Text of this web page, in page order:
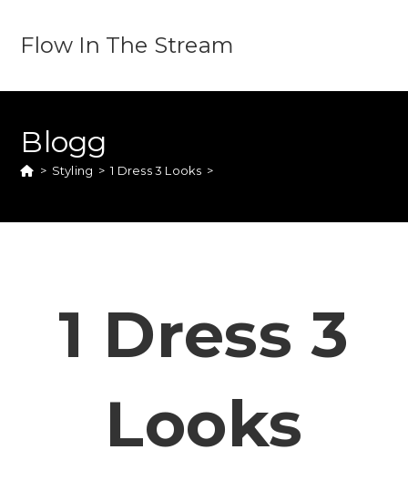
Flow In The Stream
Blogg
> Styling > 1 Dress 3 Looks >
1 Dress 3
Looks